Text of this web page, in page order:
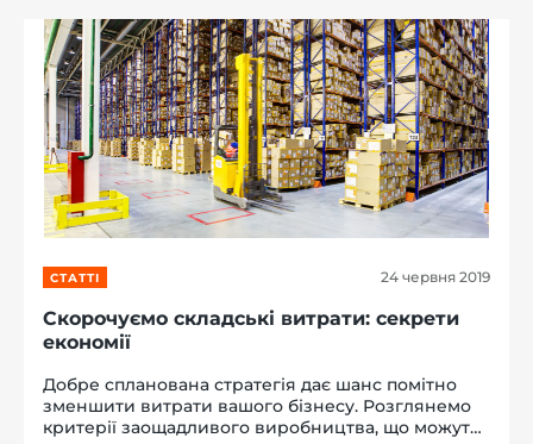
СТАТТІ 24 червня 2019
Скорочуємо складські витрати: секрети
економії
Добре спланована стратегія дає шанс помітно
зменшити витрати вашого бізнесу. Розглянемо
критерії заощадливого виробництва, що можуть
поверх